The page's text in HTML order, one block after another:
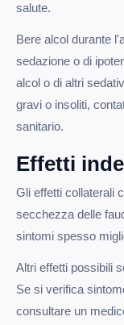
salute.
Bere alcol durante
sedazione o di
alcol o di altri
gravi o insoliti,
sanitario.
Effetti
Gli effetti collaterali
secchezza delle
sintomi spesso
Altri effetti possibili
Se si verifica
consultare un